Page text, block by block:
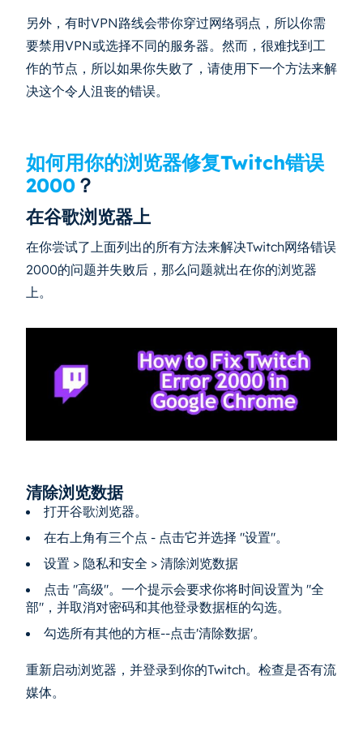
另外，有时VPN路线会带你穿过网络弱点，所以你需
要禁用VPN或选择不同的服务器。然而，很难找到工
作的节点，所以如果你失败了，请使用下一个方法来解
决这个令人沮丧的错误。
如何用你的浏览器修复Twitch错误
2000 ？
在谷歌浏览器上
在你尝试了上面列出的所有方法来解决Twitch网络错误
2000的问题并失败后，那么问题就出在你的浏览器
上。
清除浏览数据
打开谷歌浏览器。
在右上角有三个点 - 点击它并选择 "设置"。
设置 > 隐私和安全 > 清除浏览数据
点击 "高级"。一个提示会要求你将时间设置为 "全
部"，并取消对密码和其他登录数据框的勾选。
勾选所有其他的方框--点击'清除数据'。
重新启动浏览器，并登录到你的Twitch。检查是否有流
媒体。